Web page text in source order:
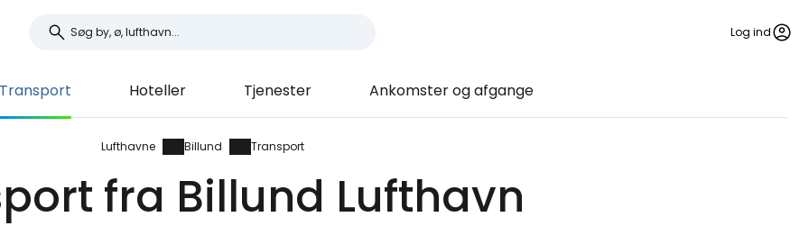
Log ind
Transport Hoteller Tjenester Ankomster og afgange
Lufthavne Billund Transport
fra Billund Lufthavn